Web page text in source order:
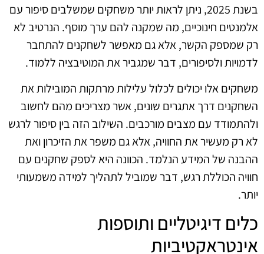
בשנת 2025, ניתן לראות יותר משחקים שמשלבים סיפור עם
אלמנטים חינוכיים, מה שמקנה להם ערך מוסף. הנרטיב לא
רק שמספק הקשר, אלא גם מאפשר לשחקנים להתחבר
לדמויות ולסיפורים, דבר שמגביר את המוטיבציה ללמוד.
משחקים אלו יכולים לכלול עלילות מרתקות המובילות את
השחקנים דרך אתגרים שונים, אשר מצריכים מהם לחשוב
ולהתמודד עם מצבים מורכבים. השילוב הזה בין סיפור לרגש
לא רק מעשיר את החוויה, אלא גם משפר את הזיכרון ואת
ההבנה של המידע הנלמד. הכוונה היא לספק שחקנים עם
חוויה הכוללת רגש, דבר שמוביל לתהליך למידה משמעותי
יותר.
כלים דיגיטליים ותוספות
אינטראקטיביות